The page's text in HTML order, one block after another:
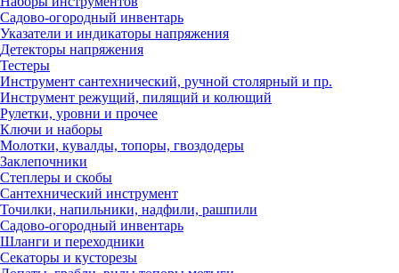
Садово-огородный инвентарь
Указатели и индикаторы напряжения
Детекторы напряжения
Тестеры
Инструмент сантехнический, ручной столярный и пр.
Инструмент режущий, пилящий и колющий
Рулетки, уровни и прочее
Ключи и наборы
Молотки, кувалды, топоры, гвоздодеры
Заклепочники
Степлеры и скобы
Сантехнический инструмент
Точилки, напильники, надфили, рашпили
Садово-огородный инвентарь
Шланги и переходники
Секаторы и кусторезы